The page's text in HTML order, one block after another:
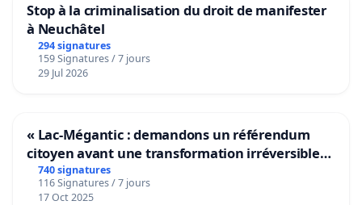
Stop à la criminalisation du droit de manifester
à Neuchâtel
294 signatures
159 Signatures / 7 jours
29 Jul 2026
« Lac-Mégantic : demandons un référendum
citoyen avant une transformation irréversible
de notre territoire »
740 signatures
116 Signatures / 7 jours
17 Oct 2025